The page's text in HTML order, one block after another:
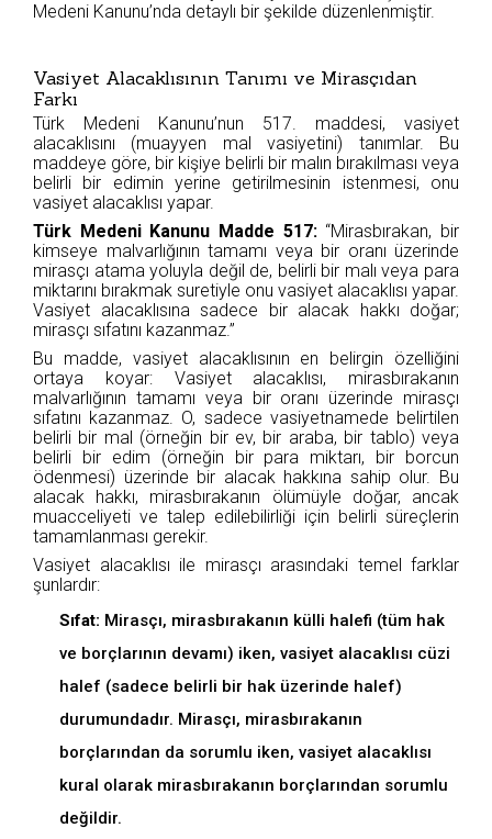
Medeni Kanunu’nda detaylı bir şekilde düzenlenmiştir.
Vasiyet Alacaklısının Tanımı ve Mirasçıdan
Farkı
Türk Medeni Kanunu’nun 517. maddesi, vasiyet
alacaklısını (muayyen mal vasiyetini) tanımlar. Bu
maddeye göre, bir kişiye belirli bir malın bırakılması veya
belirli bir edimin yerine getirilmesinin istenmesi, onu
vasiyet alacaklısı yapar.
Türk Medeni Kanunu Madde 517:“Mirasbırakan, bir
kimseye malvarlığının tamamı veya bir oranı üzerinde
mirasçı atama yoluyla değil de, belirli bir malı veya para
miktarını bırakmak suretiyle onu vasiyet alacaklısı yapar.
Vasiyet alacaklısına sadece bir alacak hakkı doğar;
mirasçı sıfatını kazanmaz.”
Bu madde, vasiyet alacaklısının en belirgin özelliğini
ortaya koyar: Vasiyet alacaklısı, mirasbırakanın
malvarlığının tamamı veya bir oranı üzerinde mirasçı
sıfatını kazanmaz. O, sadece vasiyetnamede belirtilen
belirli bir mal (örneğin bir ev, bir araba, bir tablo) veya
belirli bir edim (örneğin bir para miktarı, bir borcun
ödenmesi) üzerinde bir alacak hakkına sahip olur. Bu
alacak hakkı, mirasbırakanın ölümüyle doğar, ancak
muacceliyeti ve talep edilebilirliği için belirli süreçlerin
tamamlanması gerekir.
Vasiyet alacaklısı ile mirasçı arasındaki temel farklar
şunlardır:
Sıfat: Mirasçı, mirasbırakanın külli halefi (tüm hak
ve borçlarının devamı) iken, vasiyet alacaklısı cüzi
halef (sadece belirli bir hak üzerinde halef)
durumundadır. Mirasçı, mirasbırakanın
borçlarından da sorumlu iken, vasiyet alacaklısı
kural olarak mirasbırakanın borçlarından sorumlu
değildir.